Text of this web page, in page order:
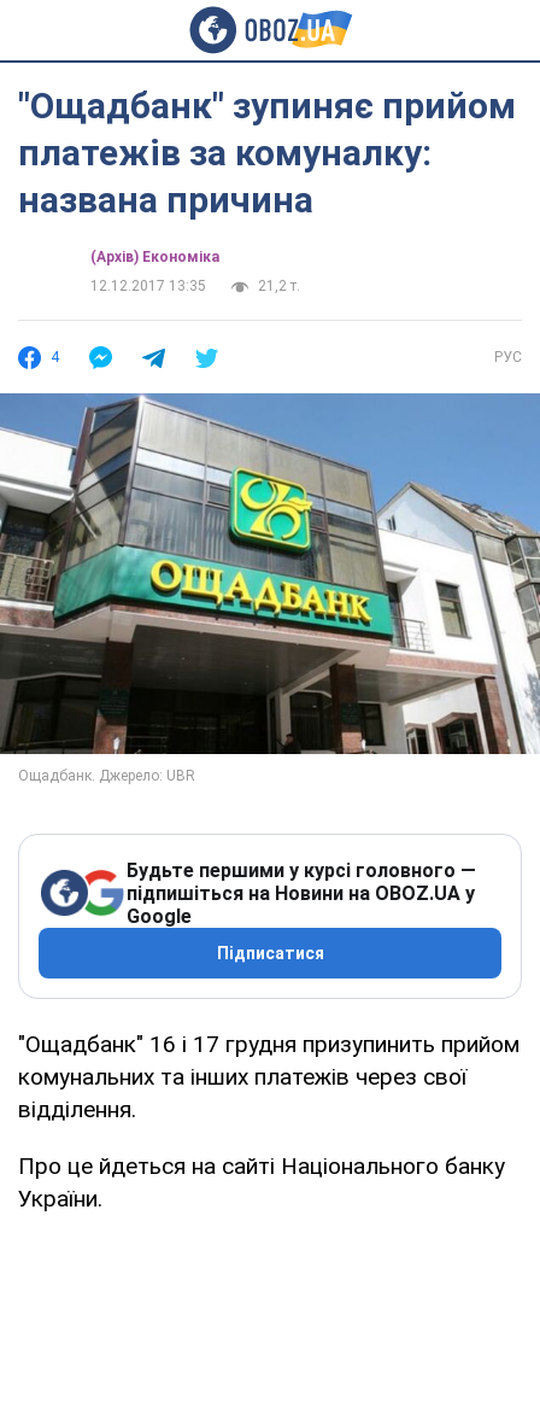
"Ощадбанк" зупиняє прийом
платежів за комуналку:
названа причина
(Архів) Економіка
12.12.2017 13:35
21,2 т.
4 РУС
Будьте першими у курсі головного —
підпишіться на Новини на OBOZ.UA у
Google
Підписатися
"Ощадбанк" 16 і 17 грудня призупинить прийом
комунальних та інших платежів через свої
відділення.
Про це йдеться на сайті Національного банку
України.